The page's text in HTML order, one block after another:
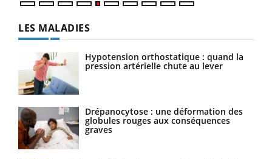
LES MALADIES
Hypotension orthostatique : quand la
pression artérielle chute au lever
Drépanocytose : une déformation des
globules rouges aux conséquences
graves